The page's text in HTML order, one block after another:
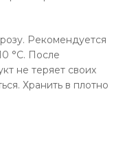
Рекомендуется
°C. После
не теряет своих
Хранить в плотно